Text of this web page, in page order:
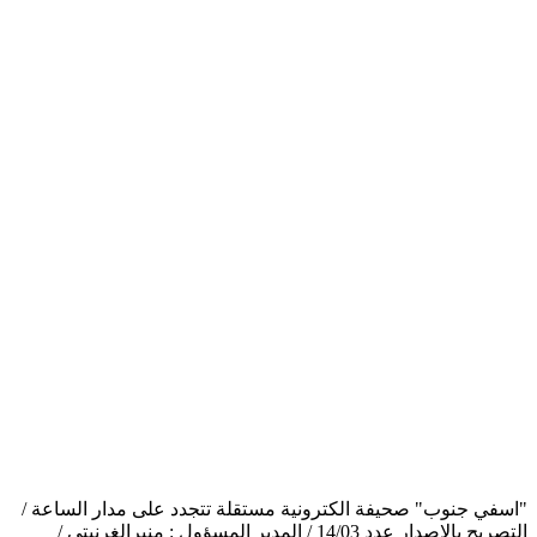
"اسفي جنوب" صحيفة الكترونية مستقلة تتجدد على مدار الساعة /
التصريح بالاصدار عدد 14/03 / المدير المسؤول : منيرالغرنيتي /